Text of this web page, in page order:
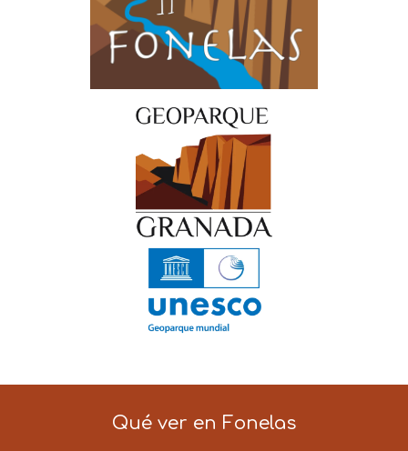
Qué ver en Fonelas